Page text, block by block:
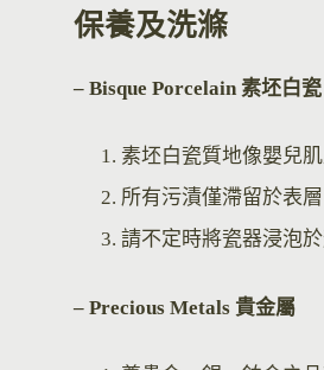
保養及洗滌
– Bisque Porcelain 素坯白瓷
素坯白瓷質地像嬰兒
所有污漬僅滯留於表
請不定時將瓷器浸泡
– Precious Metals 貴金屬